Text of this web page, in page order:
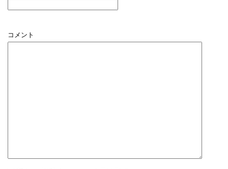
コメント